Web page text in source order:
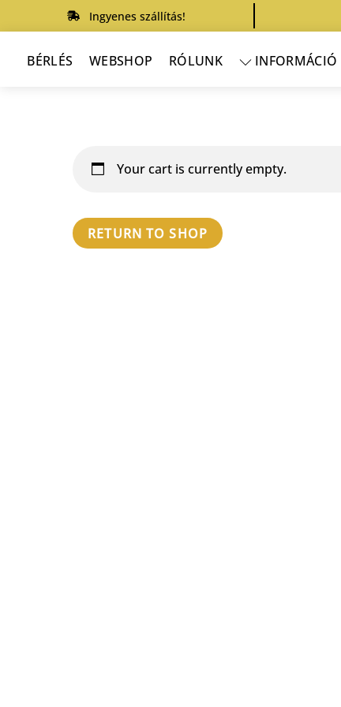
to
content
Ingyenes szállítás!
BÉRLÉS
WEBSHOP RÓLUNK INFORMÁCIÓ
Your cart is currently empty.
RETURN TO SHOP